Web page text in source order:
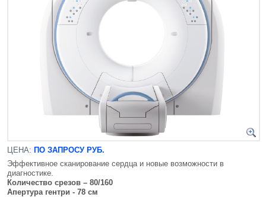
ЦЕНА: ПО ЗАПРОСУ РУБ.
Эффективное сканирование сердца и новые возможности в
диагностике.
Количество срезов – 80/160
Апертура гентри - 78 см